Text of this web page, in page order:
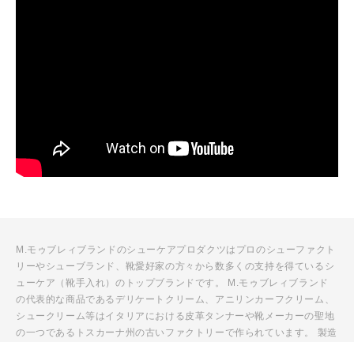
M.モゥブレィブランドのシューケアプロダクツはプロのシューファクト
リーやシューブランド、靴愛好家の方々から数多くの支持を得ているシ
ューケア（靴手入れ）のトップブランドです。 M.モゥブレィブランド
の代表的な商品であるデリケートクリーム、アニリンカーフクリーム、
シュークリーム等はイタリアにおける皮革タンナーや靴メーカーの聖地
の一つであるトスカーナ州の古いファクトリーで作られています。 製造